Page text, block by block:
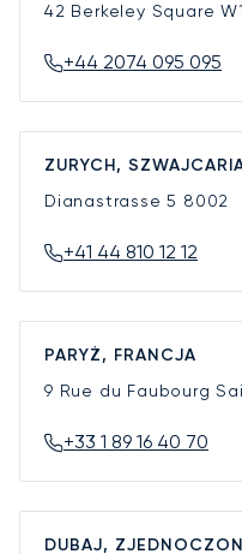
42 Berkeley Square
+44 2074 095 095
ZURYCH,
Dianastrasse 5 8002
+41 44 810 12 12
PARYŻ, FRANCJA
9 Rue du Faubourg
+33 1 89 16 40 70
DUBAJ,